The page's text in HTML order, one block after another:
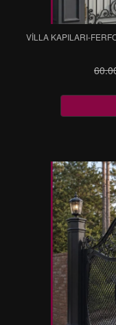
VİLLA KAPILARI-